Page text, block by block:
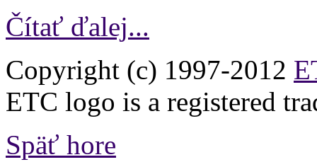
Čítať ďalej...
Copyright (c) 1997-2012
ETC logo is a registered
Späť hore